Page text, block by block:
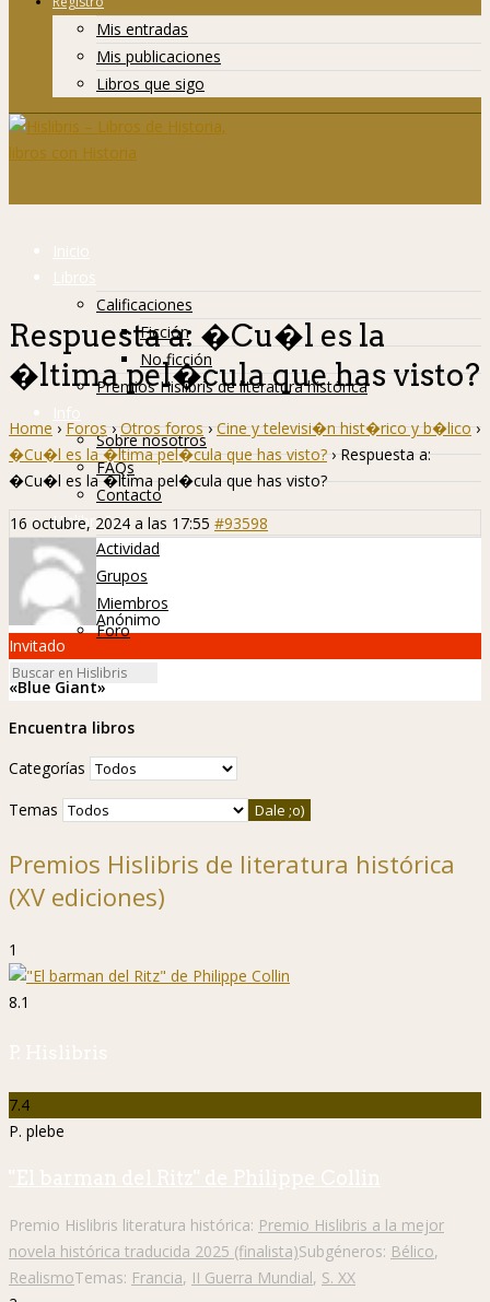
Mis entradas
Mis publicaciones
Libros que sigo
Inicio
Libros
Calificaciones
Ficción
No ficción
Premios Hislibris de literatura histórica
Info
Sobre nosotros
FAQs
Contacto
Hislibreños
Actividad
Grupos
Miembros
Foro
Respuesta a: �Cu�l es la
�ltima pel�cula que has visto?
Home › Foros › Otros foros › Cine y televisi�n hist�rico y b�lico ›
�Cu�l es la �ltima pel�cula que has visto? › Respuesta a:
�Cu�l es la �ltima pel�cula que has visto?
16 octubre, 2024 a las 17:55 #93598
Anónimo
Invitado
«Blue Giant»
Encuentra libros
Categorías
Temas
Premios Hislibris de literatura histórica
(XV ediciones)
1
8.1
P. Hislibris
7.4
P. plebe
"El barman del Ritz" de Philippe Collin
Premio Hislibris literatura histórica: Premio Hislibris a la mejor
novela histórica traducida 2025 (finalista)Subgéneros: Bélico,
RealismoTemas: Francia, II Guerra Mundial, S. XX